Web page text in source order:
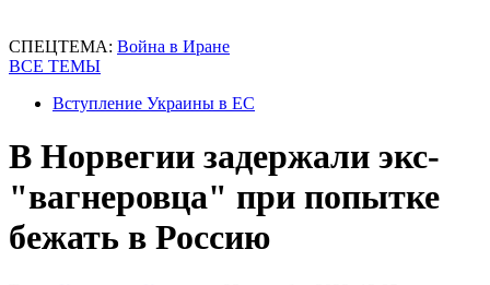
СПЕЦТЕМА: Война в Иране
ВСЕ ТЕМЫ
Вступление Украины в ЕС
В Норвегии задержали экс-
"вагнеровца" при попытке
бежать в Россию